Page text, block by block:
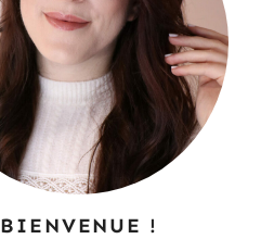
BIENVENUE !